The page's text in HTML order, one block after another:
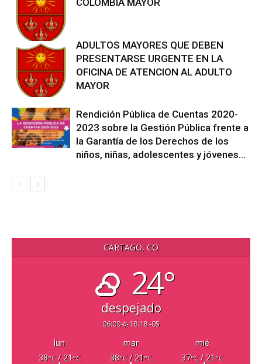
COLOMBIA MAYOR
ADULTOS MAYORES QUE DEBEN
PRESENTARSE URGENTE EN LA
OFICINA DE ATENCION AL ADULTO
MAYOR
Rendición Pública de Cuentas 2020-
2023 sobre la Gestión Pública frente a
la Garantía de los Derechos de los
niños, niñas, adolescentes y jóvenes...
CARTAGO, CO
24°
despejado
06:00 18:18 -05
lun mar
mié
38°C/ 21 °C 38°C/ 21 °C 37°C/ 21 °C